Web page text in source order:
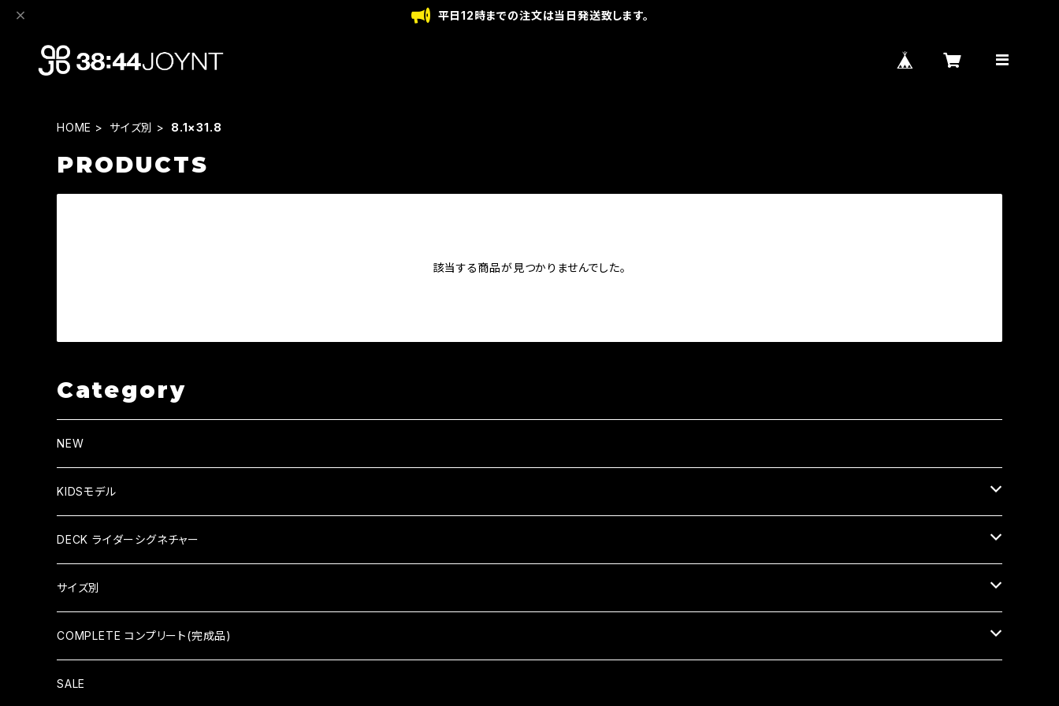
平日12時までの注文は当日発送致します。
HOME サイズ別 8.1×31.8
PRODUCTS
該当する商品が見つかりませんでした。
Category
NEW
KIDSモデル
KID'S COMPLETE キッズコンプリート
KID'S DECK キッズデッキ
DECK ライダーシグネチャー
HIROKI SAEGUSA (三枝博貴)
HIDEAKI HAYASHI（林秀晃）
TATSUMA TAMANO（玉野辰磨）
サイズ別
7×28（KID'S）
7.375×29.4（KID'S）
COMPLETE コンプリート(完成品)
COMPLETE コンプリート
SALE